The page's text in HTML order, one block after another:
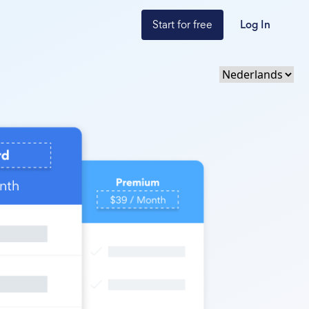
Start for free Log In